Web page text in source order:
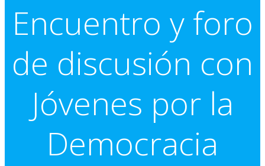
Encuentro y foro
de discusión con
Jóvenes por la
Democracia